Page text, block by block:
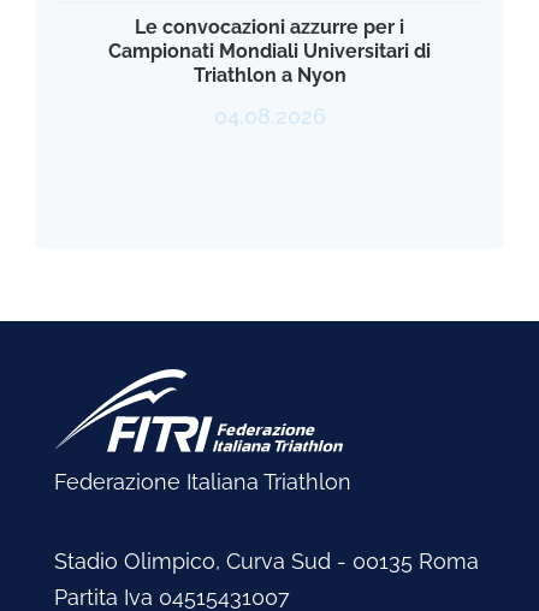
Le convocazioni azzurre per i
Campionati Mondiali Universitari di
Triathlon a Nyon
04.08.2026
Federazione Italiana Triathlon
Stadio Olimpico, Curva Sud - 00135 Roma
Partita Iva 04515431007